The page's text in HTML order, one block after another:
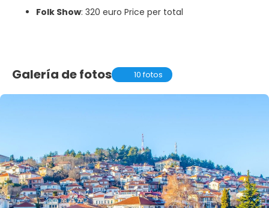
Folk Show: 320 euro Price per total
Galería de fotos 10 fotos